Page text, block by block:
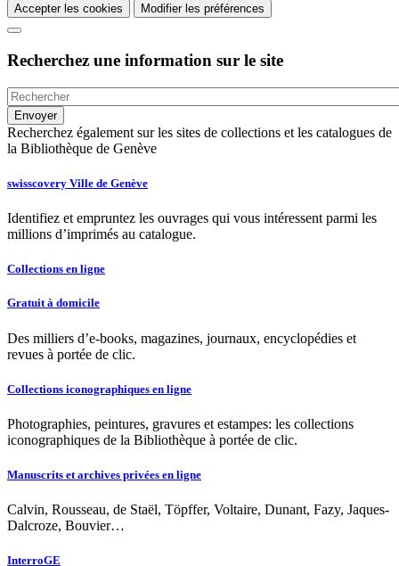
Accepter les cookies Modifier les préférences
Recherchez une information sur le site
Recherchez également sur les sites de collections et les catalogues de
la Bibliothèque de Genève
swisscovery Ville de Genève
Identifiez et empruntez les ouvrages qui vous intéressent parmi les
millions d’imprimés au catalogue.
Collections en ligne
Gratuit à domicile
Des milliers d’e-books, magazines, journaux, encyclopédies et
revues à portée de clic.
Collections iconographiques en ligne
Photographies, peintures, gravures et estampes: les collections
iconographiques de la Bibliothèque à portée de clic.
Manuscrits et archives privées en ligne
Calvin, Rousseau, de Staël, Töpffer, Voltaire, Dunant, Fazy, Jaques-
Dalcroze, Bouvier…
InterroGE